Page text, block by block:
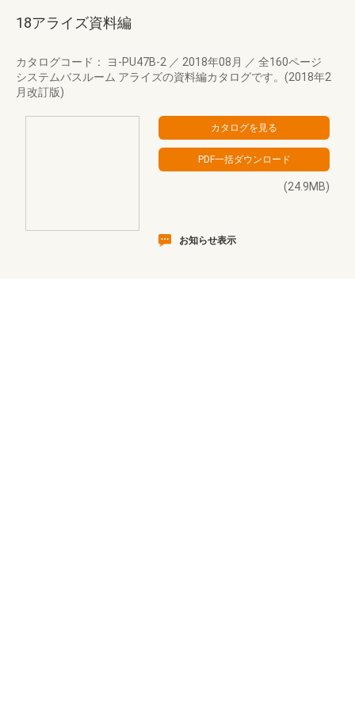
18アライズ資料編
カタログコード： ヨ-PU47B-2 ／ 2018年08月 ／ 全160ページ
システムバスルーム アライズの資料編カタログです。(2018年2
月改訂版)
(24.9MB)
お知らせ表示